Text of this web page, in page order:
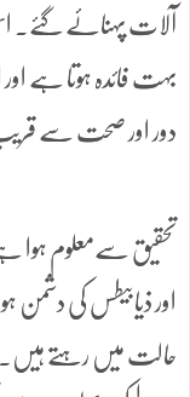
آلات پہنائے گئے۔
بہت فائدہ ہوتا ہے
دور اور صحت سے قریب
تحقیق سےمعلوم ہوا
اور ذیابیطس کی دشمن
حالت میں رہتے